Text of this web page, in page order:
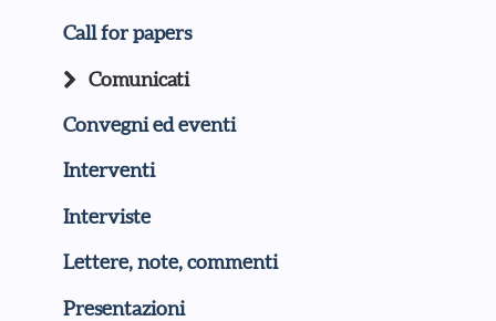
Call for papers
Comunicati
Convegni ed eventi
Interventi
Interviste
Lettere, note, commenti
Presentazioni